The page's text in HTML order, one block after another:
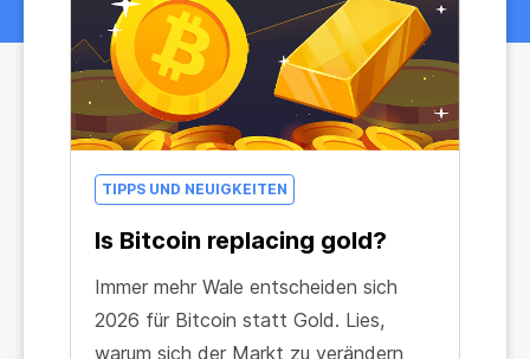
TIPPS UND NEUIGKEITEN
Is Bitcoin replacing gold?
Immer mehr Wale entscheiden sich
2026 für Bitcoin statt Gold. Lies,
warum sich der Markt zu verändern